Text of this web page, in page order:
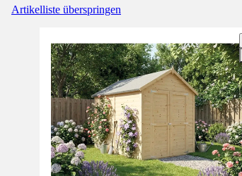
Artikelliste überspringen